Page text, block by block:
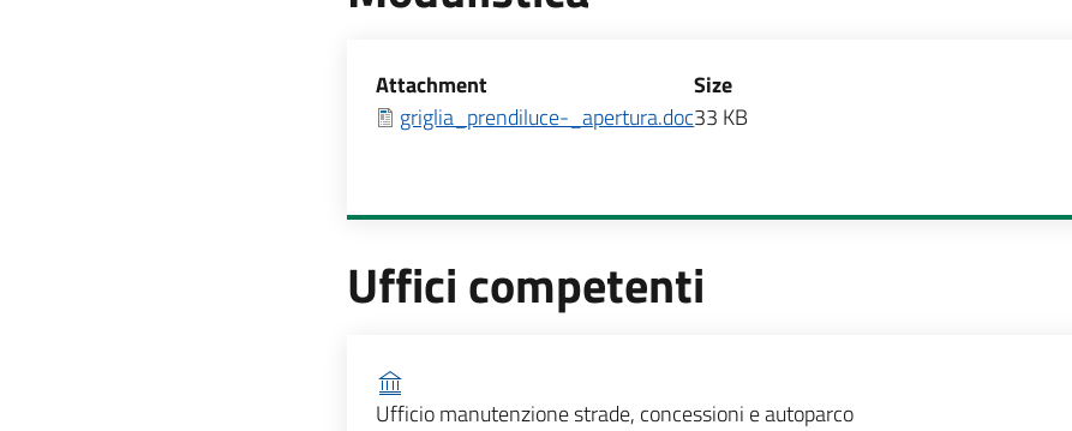
Allegati
Attachment
Size
griglia_prendiluce-_apertura.doc33 KB
Uffici competenti
Ufficio competente
Ufficio manutenzione strade, concessioni e autoparco